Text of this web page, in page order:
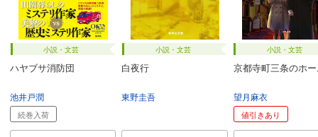
小説・文芸
ハヤブサ消防団
池井戸潤
続巻入荷
小説・文芸
白夜行
東野圭吾
小説・文芸
京都寺町三条のホ
望月麻衣
値引きあり